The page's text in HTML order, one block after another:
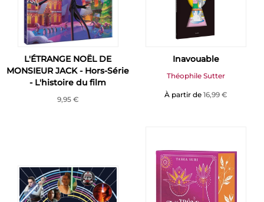
L'ÉTRANGE NOËL DE
MONSIEUR JACK - Hors-Série
- L'histoire du film
9,95 €
Inavouable
Théophile Sutter
À partir de16,99 €